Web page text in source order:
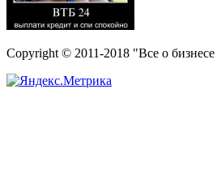
Copyright © 2011-2018 "Все о